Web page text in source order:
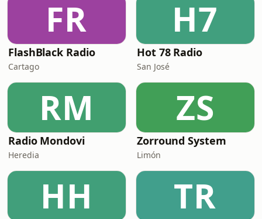
FR
FlashBlack Radio
Cartago
H7
Hot 78 Radio
San José
RM
Radio Mondovi
Heredia
ZS
Zorround System
Limón
HH TR